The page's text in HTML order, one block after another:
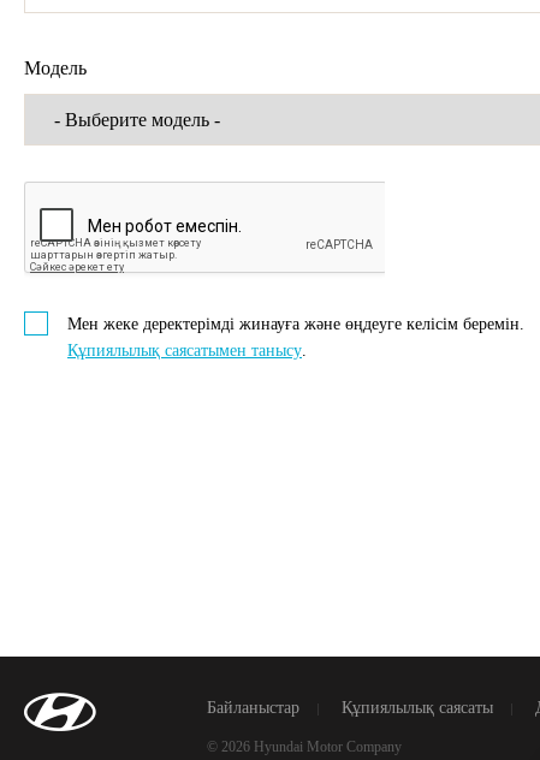
Модель
Мен жеке деректерімді жинауға және өңдеуге келісім беремін.
Құпиялылық саясатымен танысу.
Байланыстар Құпиялылық саясаты
© 2026 Hyundai Motor Company